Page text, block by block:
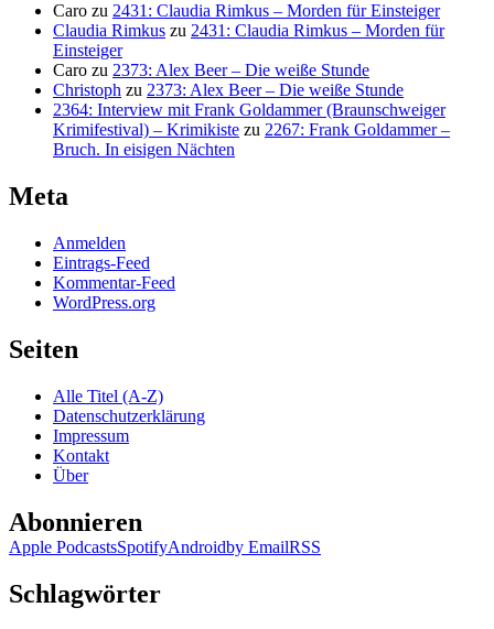
Caro zu 2431: Claudia Rimkus – Morden für Einsteiger
Claudia Rimkus zu 2431: Claudia Rimkus – Morden für
Einsteiger
Caro zu 2373: Alex Beer – Die weiße Stunde
Christoph zu 2373: Alex Beer – Die weiße Stunde
2364: Interview mit Frank Goldammer (Braunschweiger
Krimifestival) – Krimikiste zu 2267: Frank Goldammer –
Bruch. In eisigen Nächten
Meta
Anmelden
Eintrags-Feed
Kommentar-Feed
WordPress.org
Seiten
Alle Titel (A-Z)
Datenschutzerklärung
Impressum
Kontakt
Über
Abonnieren
Apple PodcastsSpotifyAndroidby EmailRSS
Schlagwörter